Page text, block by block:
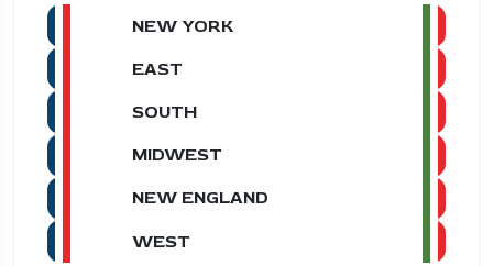
NEW YORK
EAST
SOUTH
MIDWEST
NEW ENGLAND
WEST